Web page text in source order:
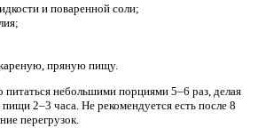
и поваренной соли;
пряную пищу.
питаться небольшими порциями 5–6 раз, делая
2–3 часа. Не рекомендуется есть после 8
перегрузок.